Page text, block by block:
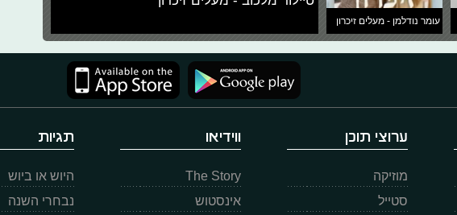
עומר נודלמן - מעלים זיכרון
ערוצי תוכן
מוזיקה
סטייל
ווידיאו
The Story
אינסטוש
תגיות
היוש או ביוש
נבחרי השנה